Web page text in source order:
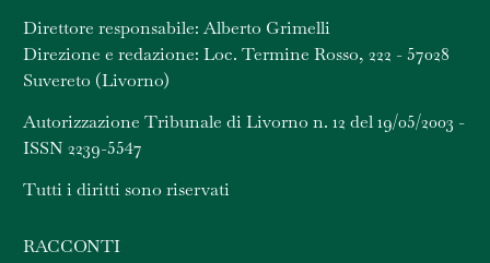
Direttore responsabile: Alberto Grimelli
Direzione e redazione: Loc. Termine Rosso, 222 - 57028
Suvereto (Livorno)
Autorizzazione Tribunale di Livorno n. 12 del 19/05/2003 -
ISSN 2239-5547
Tutti i diritti sono riservati
RACCONTI